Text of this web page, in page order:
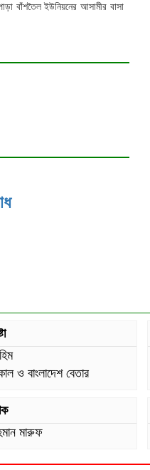
বাঁশতৈল ইউনিয়নের আসামীর বাসা
ও বাংলাদেশ বেতার
মারুফ